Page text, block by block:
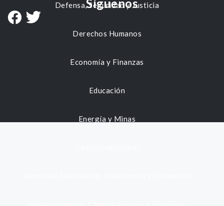
Defensa, Seguridad y Justicia
Derechos Humanos
Economía y Finanzas
Educación
Energía y Minas
Síguenos